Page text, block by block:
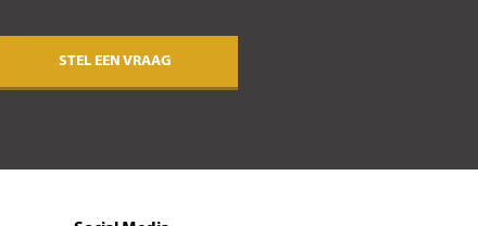
STEL EEN VRAAG